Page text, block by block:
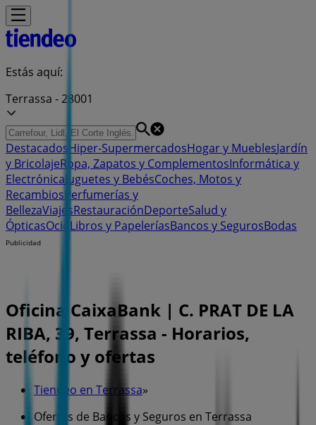
Estás aquí:
Terrassa - 28001
DestacadosHiper-SupermercadosHogar y MueblesJardín
y BricolajeRopa, Zapatos y ComplementosInformática y
Electrónica Juguetes y BebésCoches, Motos y
Recambios Perfumerías y
BellezaViajesRestauraciónDeporteSalud y
ÓpticasOcio Libros y PapeleríasBancos y SegurosBodas
Publicidad
Oficina CaixaBank | C. PRAT DE LA
RIBA, 39, Terrassa - Horarios,
teléfono y ofertas
Tiendeo en Terrassa»
Ofertas de Bancos y Seguros en Terrassa